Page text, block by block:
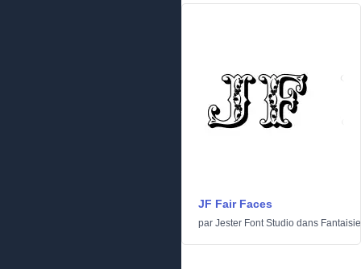
JF Fair Faces
par Jester Font Studio dans Fantaisie